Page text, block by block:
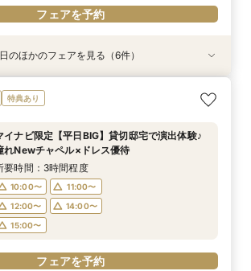
フェアを予約
特典あり 動画あり
初めての式場見学＞心躍る花嫁の第一歩♪ゆっ
り相談＆見学会
9:00〜
9:15〜
14:30〜
18:00〜
フェアを予約
特典あり
10名～におすすめ*少人数W★】挙式×贅沢試
×おもてなし体験
9:15〜
14:30〜
18:00〜
フェアを予約
特典あり
好評♪ペット婚【支持率NO,1】ペットも安心
相談会
9:15〜
14:30〜
14:45〜
18:00〜
フェアを予約
遠方の方◎オンライン相談会】スマホで簡単！
華5大特典付き
13:00〜 13:30〜
フェアを予約
特典あり
料理重視の方◎】シェフ渾身コース試食＆おも
なし料理特典
9:10〜 14:30〜
フェアを予約
特典あり
即決ナシ」予算のリアル大公開！本番コーデ×
気ドレス優待付
9:15〜
14:30〜
18:00〜
フェアを予約
のほかのフェアを見る（6件）
特典あり
イナビ限定【平日BIG】貸切邸宅で演出体験♪
れNewチャペル×ドレス優待
要時間：3時間程度
10:00〜
11:00〜
12:00〜
14:00〜
15:00〜
フェアを予約